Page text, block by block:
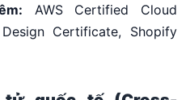
AWS Certified Cloud
Certificate, Shopify